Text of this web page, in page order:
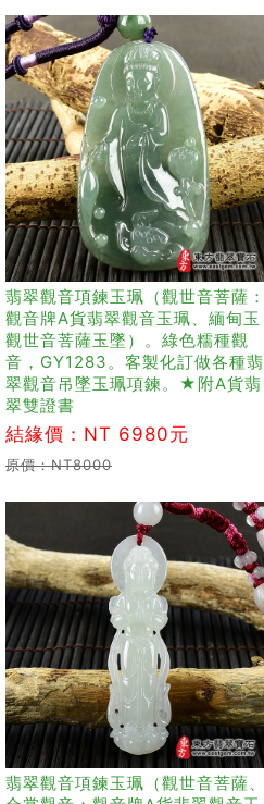
翡翠觀音項鍊玉珮（觀世音菩薩：
觀音牌A貨翡翠觀音玉珮、緬甸玉
觀世音菩薩玉墜）。綠色糯種觀
音，GY1283。客製化訂做各種翡
翠觀音吊墜玉珮項鍊。★附A貨翡
翠雙證書
結緣價：NT 6980元
原價：NT8000
翡翠觀音項鍊玉珮（觀世音菩薩、